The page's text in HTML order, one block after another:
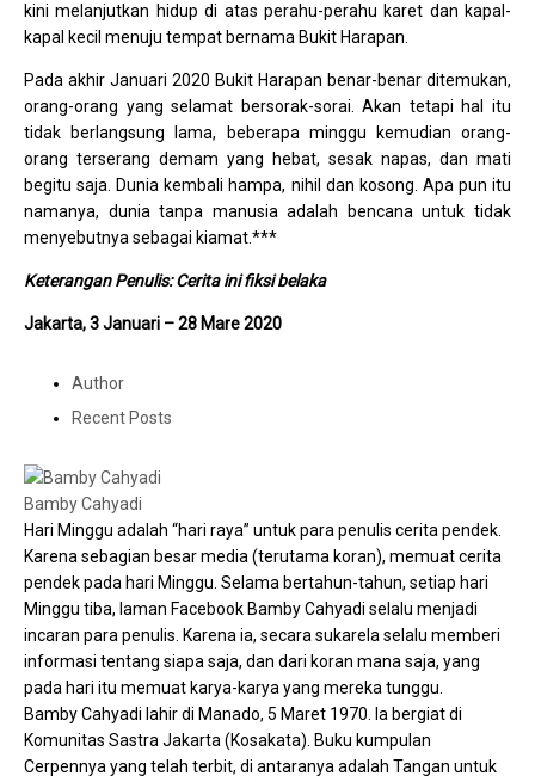
kini melanjutkan hidup di atas perahu-perahu karet dan kapal-
kapal kecil menuju tempat bernama Bukit Harapan.
Pada akhir Januari 2020 Bukit Harapan benar-benar ditemukan,
orang-orang yang selamat bersorak-sorai. Akan tetapi hal itu
tidak berlangsung lama, beberapa minggu kemudian orang-
orang terserang demam yang hebat, sesak napas, dan mati
begitu saja. Dunia kembali hampa, nihil dan kosong. Apa pun itu
namanya, dunia tanpa manusia adalah bencana untuk tidak
menyebutnya sebagai kiamat.***
Keterangan Penulis: Cerita ini fiksi belaka
Jakarta, 3 Januari – 28 Mare 2020
Author
Recent Posts
Bamby Cahyadi
Hari Minggu adalah “hari raya” untuk para penulis cerita pendek.
Karena sebagian besar media (terutama koran), memuat cerita
pendek pada hari Minggu. Selama bertahun-tahun, setiap hari
Minggu tiba, laman Facebook Bamby Cahyadi selalu menjadi
incaran para penulis. Karena ia, secara sukarela selalu memberi
informasi tentang siapa saja, dan dari koran mana saja, yang
pada hari itu memuat karya-karya yang mereka tunggu.
Bamby Cahyadi lahir di Manado, 5 Maret 1970. Ia bergiat di
Komunitas Sastra Jakarta (Kosakata). Buku kumpulan
Cerpennya yang telah terbit, di antaranya adalah Tangan untuk